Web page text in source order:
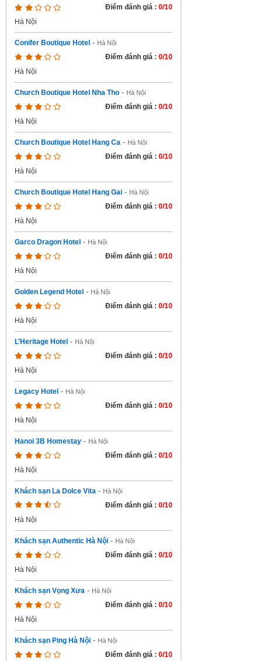
Điểm đánh giá : 0/10
Hà Nội
Conifer Boutique Hotel - Hà Nội
Điểm đánh giá : 0/10
Hà Nội
Church Boutique Hotel Nha Tho - Hà Nội
Điểm đánh giá : 0/10
Hà Nội
Church Boutique Hotel Hang Ca - Hà Nội
Điểm đánh giá : 0/10
Hà Nội
Church Boutique Hotel Hang Gai - Hà Nội
Điểm đánh giá : 0/10
Hà Nội
Garco Dragon Hotel - Hà Nội
Điểm đánh giá : 0/10
Hà Nội
Golden Legend Hotel - Hà Nội
Điểm đánh giá : 0/10
Hà Nội
L’Heritage Hotel - Hà Nội
Điểm đánh giá : 0/10
Hà Nội
Legacy Hotel - Hà Nội
Điểm đánh giá : 0/10
Hà Nội
Hanoi 3B Homestay - Hà Nội
Điểm đánh giá : 0/10
Hà Nội
Khách sạn La Dolce Vita - Hà Nội
Điểm đánh giá : 0/10
Hà Nội
Khách sạn Authentic Hà Nội - Hà Nội
Điểm đánh giá : 0/10
Hà Nội
Khách sạn Vọng Xưa - Hà Nội
Điểm đánh giá : 0/10
Hà Nội
Khách sạn Ping Hà Nội - Hà Nội
Điểm đánh giá : 0/10